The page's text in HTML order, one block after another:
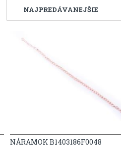
NAJPREDÁVANEJŠIE
NÁRAMOK B1403186F0048